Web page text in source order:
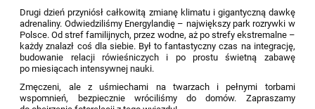
Drugi dzień przyniósł całkowitą zmianę klimatu i gigantyczną dawkę
adrenaliny. Odwiedziliśmy Energylandię – największy park rozrywki w
Polsce. Od stref familijnych, przez wodne, aż po strefy ekstremalne –
każdy znalazł coś dla siebie. Był to fantastyczny czas na integrację,
budowanie relacji rówieśniczych i po prostu świetną zabawę
po miesiącach intensywnej nauki.
Zmęczeni, ale z uśmiechami na twarzach i pełnymi torbami
wspomnień, bezpiecznie wróciliśmy do domów. Zapraszamy